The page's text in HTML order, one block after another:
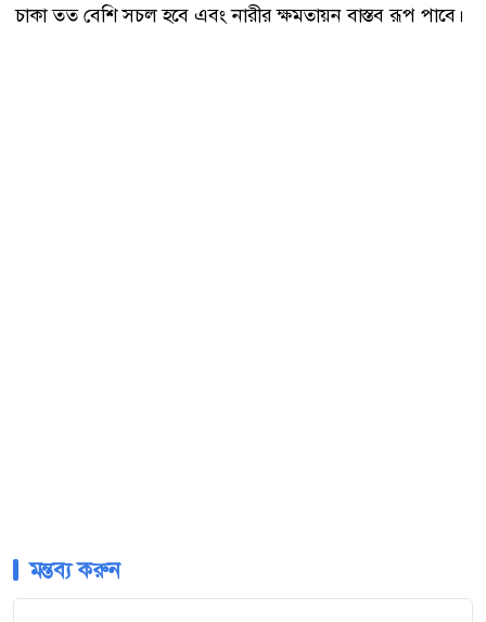
চাকা তত বেশি সচল হবে এবং নারীর ক্ষমতায়ন বাস্তব রূপ পাবে।
মন্তব্য করুন